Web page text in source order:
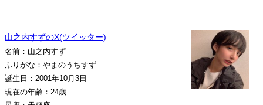
山之内すずのX(ツイッター)
名前：山之内すず
ふりがな：やまのうちすず
誕生日：2001年10月3日
現在の年齢：24歳